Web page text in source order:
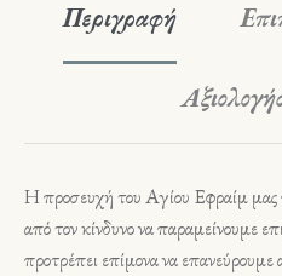
Περιγραφή
Η προσευχή του Αγίου Εφραίμ μας
από τον κίνδυνο να παραμείνουμε
προτρέπει επίμονα να